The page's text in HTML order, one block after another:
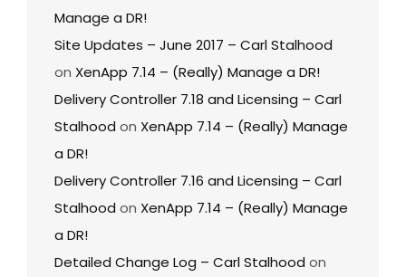
Manage a DR!
Site Updates – June 2017 – Carl Stalhood
on XenApp 7.14 – (Really) Manage a DR!
Delivery Controller 7.18 and Licensing – Carl
Stalhood on XenApp 7.14 – (Really) Manage
a DR!
Delivery Controller 7.16 and Licensing – Carl
Stalhood on XenApp 7.14 – (Really) Manage
a DR!
Detailed Change Log – Carl Stalhood on